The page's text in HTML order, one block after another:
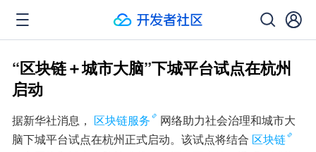
“区块链＋城市大脑”下城平台试点在杭州
启动
据新华社消息， 区块链服务
网络助力社会治理和城市大
脑下城平台试点在杭州正式启动。该试点将结合 区块链